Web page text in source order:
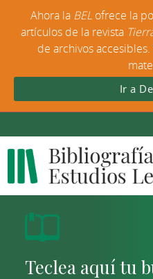
Ahora la BEL ofrece la
artículos de la revista
de archivos
Ir a